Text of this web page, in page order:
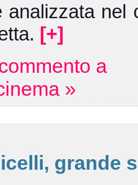
analizzata nel
[+]
a
»
grande